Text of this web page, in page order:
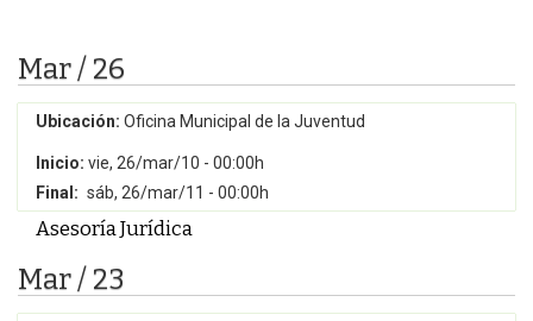
Mar / 26
Ubicación: Oficina Municipal de la Juventud
Inicio: vie, 26/mar/10 - 00:00h
Final: sáb, 26/mar/11 - 00:00h
Asesoría Jurídica
Mar / 23